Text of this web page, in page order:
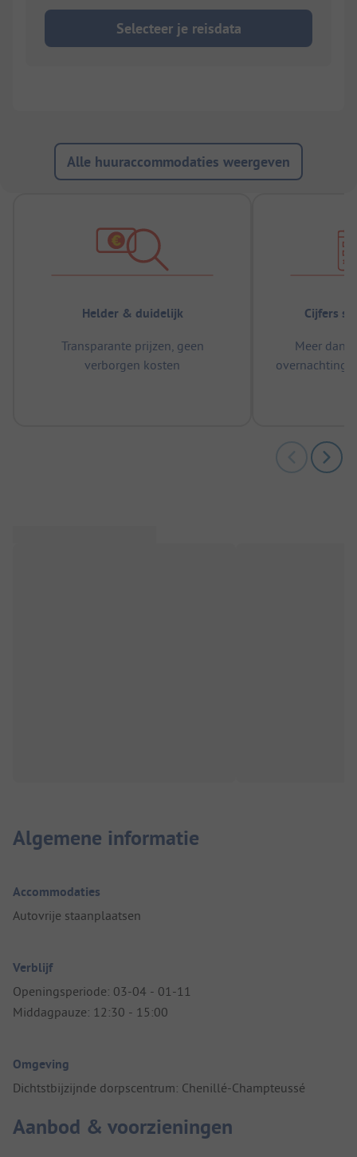
Selecteer je reisdata
Alle huuraccommodaties weergeven
Helder & duidelijk
Transparante prijzen, geen
verborgen kosten
Cijfers
Meer dan
Algemene informatie
Accommodaties
Autovrije staanplaatsen
Verblijf
Openingsperiode: 03-04 - 01-11
Middagpauze: 12:30 - 15:00
Omgeving
Dichtstbijzijnde dorpscentrum: Chenillé-Champteussé
Aanbod & voorzieningen